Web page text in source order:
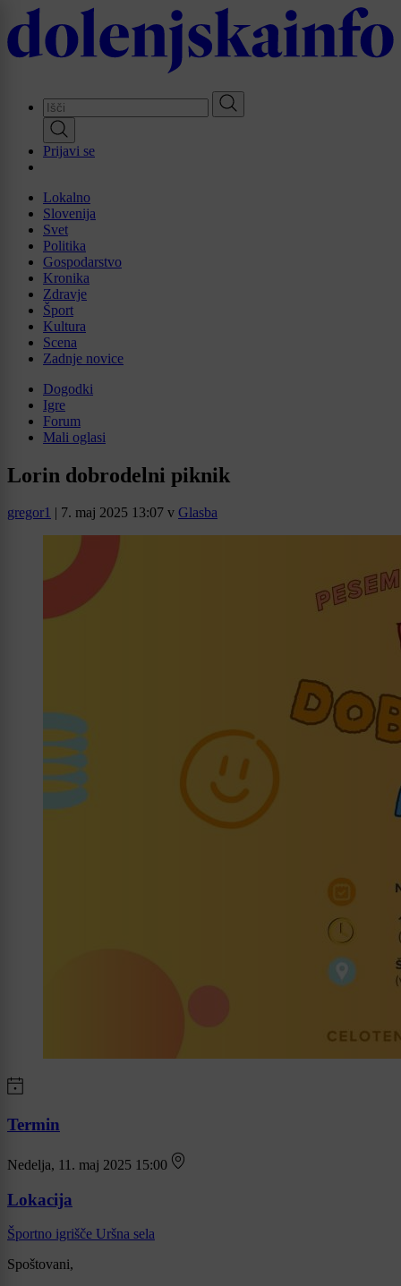
Skip
to
main
Prijavi se
Lokalno
Slovenija
Svet
Politika
Gospodarstvo
Kronika
Zdravje
Šport
Kultura
Scena
Zadnje novice
Dogodki
Igre
Forum
Mali oglasi
Lorin dobrodelni piknik
gregor1 | 7. maj 2025 13:07 v Glasba
Termin
Nedelja, 11. maj 2025 15:00
Lokacija
Športno igrišče Uršna sela
Spoštovani,